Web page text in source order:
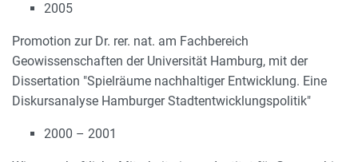
2005
Promotion zur Dr. rer. nat. am Fachbereich
Geowissenschaften der Universität Hamburg, mit der
Dissertation "Spielräume nachhaltiger Entwicklung. Eine
Diskursanalyse Hamburger Stadtentwicklungspolitik"
2000 – 2001